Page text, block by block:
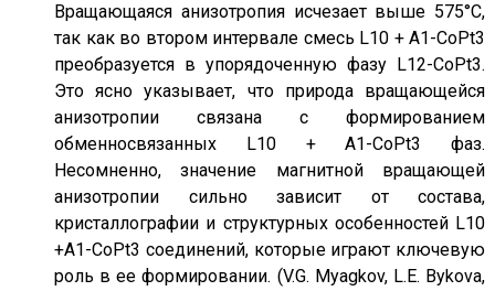
Вращающаяся анизотропия исчезает выше 575°C,
так как во втором интервале смесь L10 + A1-CoPt3
преобразуется в упорядоченную фазу L12-CoPt3.
Это ясно указывает, что природа вращающейся
анизотропии связана с формированием
обменносвязанных L10 + A1-CoPt3 фаз.
Несомненно, значение магнитной вращающей
анизотропии сильно зависит от состава,
кристаллографии и структурных особенностей L10
+А1-CoPt3 соединений, которые играют ключевую
роль в ее формировании. (V.G. Myagkov, L.E. Bykova,